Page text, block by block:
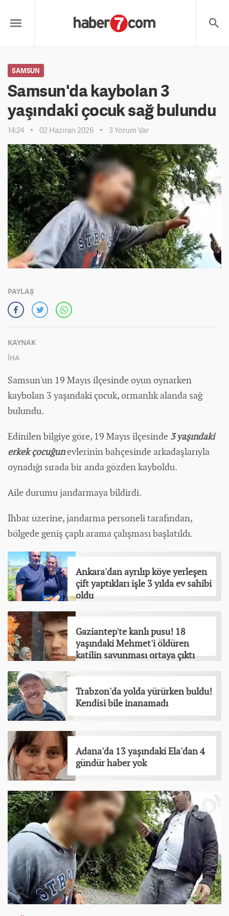
SAMSUN
Samsun'da kaybolan 3
yaşındaki çocuk sağ bulundu
14:24 02 Haziran 2026 3 Yorum Var
PAYLAŞ
KAYNAK
İHA
Samsun'un 19 Mayıs ilçesinde oyun oynarken
kaybolan 3 yaşındaki çocuk, ormanlık alanda sağ
bulundu.
Edinilen bilgiye göre, 19 Mayıs ilçesinde 3 yaşındaki
erkek çocuğunevlerinin bahçesinde arkadaşlarıyla
oynadığı sırada bir anda gözden kayboldu.
Aile durumu jandarmaya bildirdi.
İhbar üzerine, jandarma personeli tarafından,
bölgede geniş çaplı arama çalışması başlatıldı.
Ankara'dan ayrılıp köye yerleşen
çift yaptıkları işle 3 yılda ev sahibi
oldu
Gaziantep'te kanlı pusu! 18
yaşındaki Mehmet'i öldüren
katilin savunması ortaya çıktı
Trabzon'da yolda yürürken buldu!
Kendisi bile inanamadı
Adana'da 13 yaşındaki Ela'dan 4
gündür haber yok